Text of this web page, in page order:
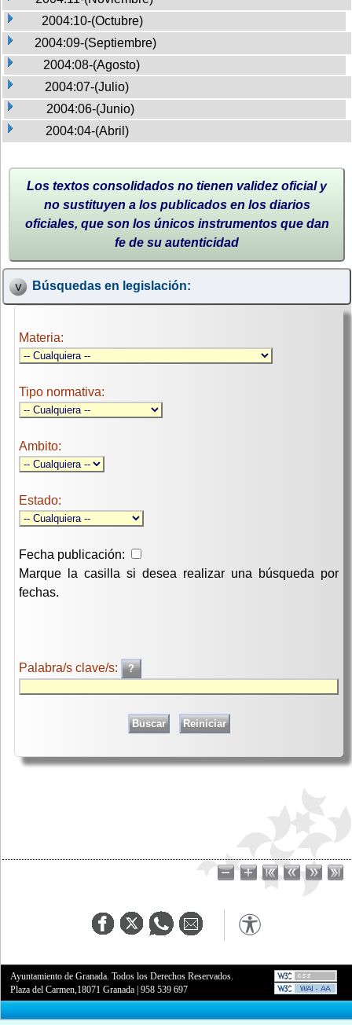
2004:10-(Octubre)
2004:09-(Septiembre)
2004:08-(Agosto)
2004:07-(Julio)
2004:06-(Junio)
2004:04-(Abril)
Los textos consolidados no tienen validez oficial y
no sustituyen a los publicados en los diarios
oficiales, que son los únicos instrumentos que dan
fe de su autenticidad
Búsquedas en legislación:
Materia:
Tipo normativa:
Ambito:
Estado:
Fecha publicación:
Marque la casilla si desea realizar una búsqueda por
fechas.
Palabra/s clave/s:
Ayuntamiento de Granada. Todos los Derechos Reservados.
Plaza del Carmen,18071 Granada |958 539 697